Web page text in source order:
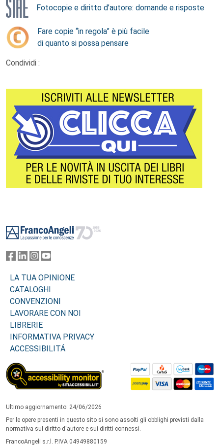
Fotocopie e diritto d’autore: domande e risposte
Fare copie “in regola” è più facile
di quanto si possa pensare
Condividi :
LA TUA OPINIONE
CATALOGHI
CONVENZIONI
LAVORARE CON NOI
LIBRERIE
INFORMATIVA PRIVACY
ACCESSIBILITÁ
Ultimo aggiornamento: 24/06/2026
Per le opere presenti in questo sito si sono assolti gli obblighi previsti dalla
normativa sul diritto d'autore e sui diritti connessi.
FrancoAngeli s.r.l. P.IVA 04949880159